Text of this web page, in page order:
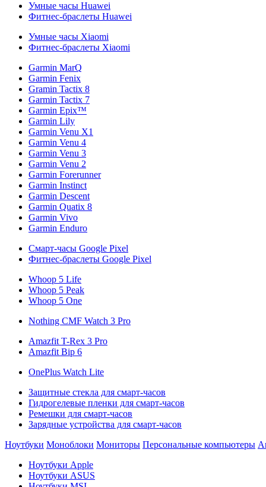
Умные часы Huawei
Фитнес-браслеты Huawei
Умные часы Xiaomi
Фитнес-браслеты Xiaomi
Garmin MarQ
Garmin Fenix
Gramin Tactix 8
Garmin Tactix 7
Garmin Epix™
Garmin Lily
Garmin Venu X1
Garmin Venu 4
Garmin Venu 3
Garmin Venu 2
Garmin Forerunner
Garmin Instinct
Garmin Descent
Garmin Quatix 8
Garmin Vivo
Garmin Enduro
Смарт-часы Google Pixel
Фитнес-браслеты Google Pixel
Whoop 5 Life
Whoop 5 Peak
Whoop 5 One
Nothing CMF Watch 3 Pro
Amazfit T-Rex 3 Pro
Amazfit Bip 6
OnePlus Watch Lite
Защитные стекла для смарт-часов
Гидрогелевые пленки для смарт-часов
Ремешки для смарт-часов
Зарядные устройства для смарт-часов
Ноутбуки Моноблоки Мониторы Персональные компьютеры
Ноутбуки Apple
Ноутбуки ASUS